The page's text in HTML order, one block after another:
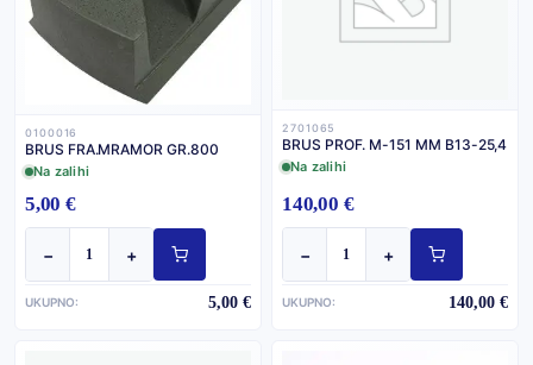
0100016
BRUS FRA.MRAMOR GR.800
Na zalihi
5,00 €
− +
UKUPNO: 5,00 €
2701065
BRUS PROF. M-151 MM B13-25,4
Na zalihi
140,00 €
− +
UKUPNO: 140,00 €